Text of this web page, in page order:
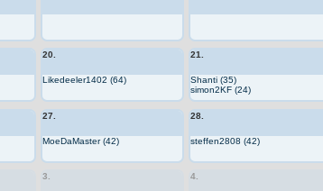
20.
Likedeeler1402 (64)
21.
Shanti (35)
simon2KF (24)
27.
MoeDaMaster (42)
28.
steffen2808 (42)
3. 4.